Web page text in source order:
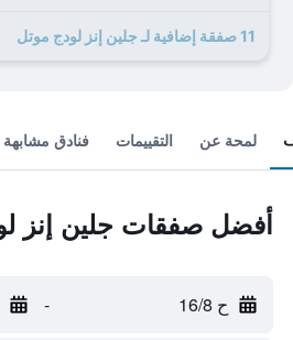
11 صفقة إضافية لـ جلين إنز لودج موتل
لمحة عن التقييمات فنادق مشابهة
أفضل صفقات جلين إنز
ح 16/8 -